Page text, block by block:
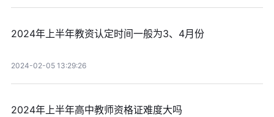
2024年上半年教资认定时间一般为3、4月份
2024-02-05 13:29:26
2024年上半年高中教师资格证难度大吗